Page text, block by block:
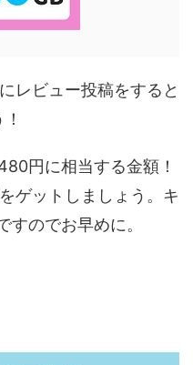
レビュー投稿をすると
円に相当する金額！
ゲットしましょう。キ
すのでお早めに。